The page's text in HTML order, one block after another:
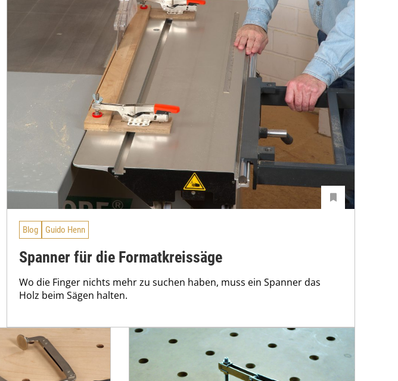
Blog Guido Henn
Spanner für die Formatkreissäge
Wo die Finger nichts mehr zu suchen haben, muss ein Spanner das
Holz beim Sägen halten.